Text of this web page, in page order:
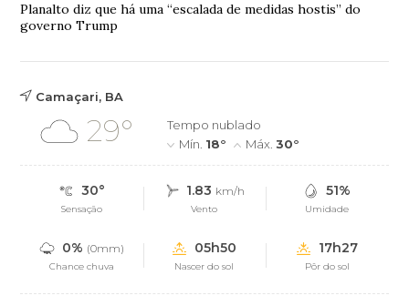
Planalto diz que há uma “escalada de medidas hostis” do
governo Trump
Camaçari, BA
29°
Tempo nublado
Mín. 18° Máx.30°
30°
Sensação
1.83 km/h
Vento
51%
Umidade
0% (0mm)
Chance chuva
05h50
Nascer do sol
17h27
Pôr do sol